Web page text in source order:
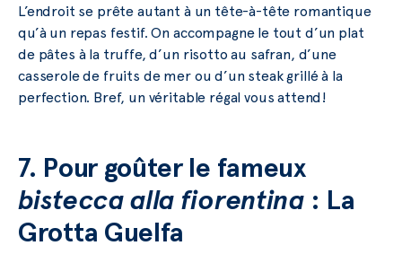
L’endroit se prête autant à un tête-à-tête romantique
qu’à un repas festif. On accompagne le tout d’un plat
de pâtes à la truffe, d’un risotto au safran, d’une
casserole de fruits de mer ou d’un steak grillé à la
perfection. Bref, un véritable régal vous attend!
7. Pour goûter le fameux
bistecca alla fiorentina : La
Grotta Guelfa